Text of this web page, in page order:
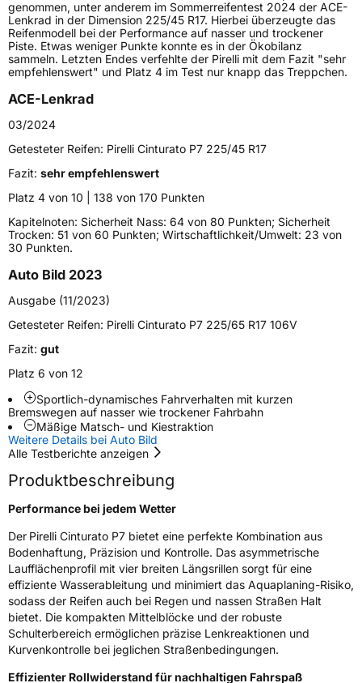
Lastindex99
Höchstlast775 kg
Gewicht (in kg)14,046 kg
Generelle Merkmale
Fahrzeugtyp
VerwendungSommerreifen
ModellnameCinturato P7
FahrzeugartPKW & SUV
Weitere Eigenschaften
Schlauchtyp
ZustandNeureifen
Empfohlen für BMW*
Empfohlen für MercedesMOE
EU Label
Effizienz
Nasshaftung
Rollgeräusch (Klasse)B
Rollgeräusch (dB)70
FahrzeugklasseC1
3PMSF / Schneeflockensymbol / Alpine-Symbol
genommen, unter anderem im Sommerreifentest 2024 der ACE-
Lenkrad in der Dimension 225/45 R17. Hierbei überzeugte das
Reifenmodell bei der Performance auf nasser und trockener
Piste. Etwas weniger Punkte konnte es in der Ökobilanz
sammeln. Letzten Endes verfehlte der Pirelli mit dem Fazit "sehr
empfehlenswert" und Platz 4 im Test nur knapp das Treppchen.
ACE-Lenkrad
03/2024
Getesteter Reifen: Pirelli Cinturato P7 225/45 R17
Fazit: sehr empfehlenswert
Platz 4 von 10 | 138 von 170 Punkten
Kapitelnoten: Sicherheit Nass: 64 von 80 Punkten; Sicherheit
Trocken: 51 von 60 Punkten; Wirtschaftlichkeit/Umwelt: 23 von
30 Punkten.
Auto Bild 2023
Ausgabe (11/2023)
Getesteter Reifen: Pirelli Cinturato P7 225/65 R17 106V
Fazit: gut
Platz 6 von 12
Sportlich-dynamisches Fahrverhalten mit kurzen
Bremswegen auf nasser wie trockener Fahrbahn
Mäßige Matsch- und Kiestraktion
Weitere Details bei Auto Bild
Alle Testberichte anzeigen
Produktbeschreibung
Performance bei jedem Wetter
Der Pirelli Cinturato P7 bietet eine perfekte Kombination aus
Bodenhaftung, Präzision und Kontrolle. Das asymmetrische
Laufflächenprofil mit vier breiten Längsrillen sorgt für eine
effiziente Wasserableitung und minimiert das Aquaplaning-Risiko,
sodass der Reifen auch bei Regen und nassen Straßen Halt
bietet. Die kompakten Mittelblöcke und der robuste
Schulterbereich ermöglichen präzise Lenkreaktionen und
Kurvenkontrolle bei jeglichen Straßenbedingungen.
Effizienter Rollwiderstand für nachhaltigen Fahrspaß